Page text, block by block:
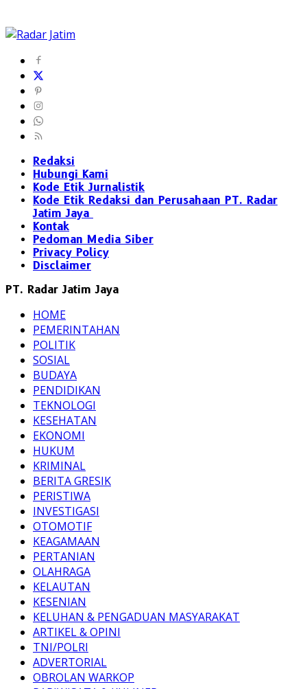
Redaksi
Hubungi Kami
Kode Etik Jurnalistik
Kode Etik Redaksi dan Perusahaan PT. Radar
Jatim Jaya
Kontak
Pedoman Media Siber
Privacy Policy
Disclaimer
PT. Radar Jatim Jaya
HOME
PEMERINTAHAN
POLITIK
SOSIAL
BUDAYA
PENDIDIKAN
TEKNOLOGI
KESEHATAN
EKONOMI
HUKUM
KRIMINAL
BERITA GRESIK
PERISTIWA
INVESTIGASI
OTOMOTIF
KEAGAMAAN
PERTANIAN
OLAHRAGA
KELAUTAN
KESENIAN
KELUHAN & PENGADUAN MASYARAKAT
ARTIKEL & OPINI
TNI/POLRI
ADVERTORIAL
OBROLAN WARKOP